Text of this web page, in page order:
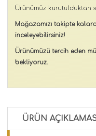
Ürünümüz kurutulduktan
Mağazamızı takipte
inceleyebilirsiniz!
Ürünümüzü tercih eden
bekliyoruz.
ÜRÜN